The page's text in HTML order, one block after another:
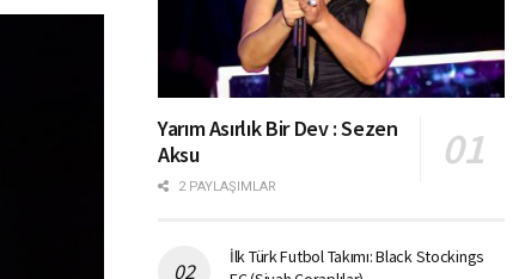
Yarım Asırlık Bir Dev : Sezen
Aksu
2 PAYLAŞIMLAR
İlk Türk Futbol Takımı: Black Stockings